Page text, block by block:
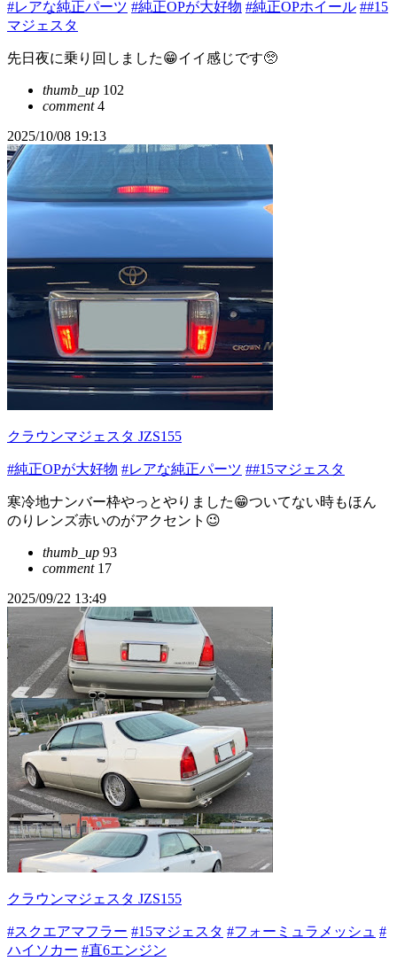
#レアな純正パーツ #純正OPが大好物 #純正OPホイール ##15
マジェスタ
先日夜に乗り回しました😁イイ感じです🥺
thumb_up 102
comment4
2025/10/08 19:13
クラウンマジェスタ JZS155
#純正OPが大好物 #レアな純正パーツ ##15マジェスタ
寒冷地ナンバー枠やっとやりました😁ついてない時もほん
のりレンズ赤いのがアクセント😉
thumb_up 93
comment17
2025/09/22 13:49
クラウンマジェスタ JZS155
#スクエアマフラー #15マジェスタ #フォーミュラメッシュ #
ハイソカー #直6エンジン